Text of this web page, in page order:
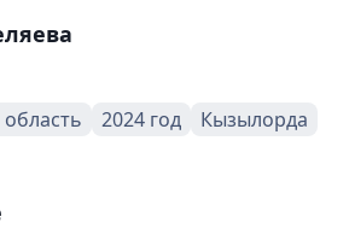
2024 год
Кызылорда